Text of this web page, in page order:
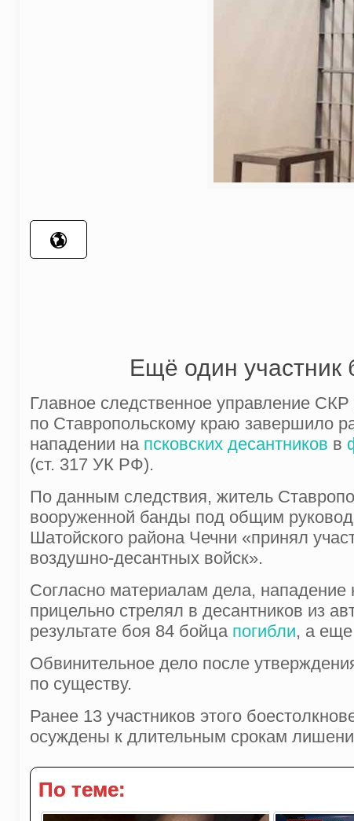
Ещё один участник
Главное следственное управление
по Ставропольскому краю завершило
нападении на псковских десантников в
(ст. 317 УК РФ).
По данным следствия, житель
вооруженной банды под общим
Шатойского района Чечни «принял
воздушно-десантных войск».
Согласно материалам дела,
прицельно стрелял в десантников из
результате боя 84 бойца погибли, а еще
Обвинительное дело после
по существу.
Ранее 13 участников этого
осуждены к длительным срокам
По теме: